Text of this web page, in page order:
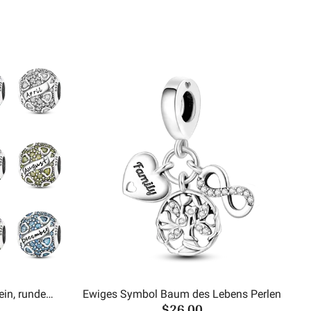
runde
Ewiges Symbol Baum des Lebens Perlen